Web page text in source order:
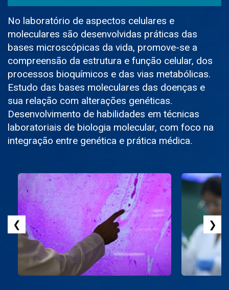
No laboratório de aspectos celulares e
moleculares são desenvolvidas práticas das
bases microscópicas da vida, promove-se a
compreensão da estrutura e função celular, dos
processos bioquímicos e das vias metabólicas.
Estudo das bases moleculares das doenças e
sua relação com alterações genéticas.
Desenvolvimento de habilidades em técnicas
laboratoriais de biologia molecular, com foco na
integração entre genética e prática médica.
❮ ❯